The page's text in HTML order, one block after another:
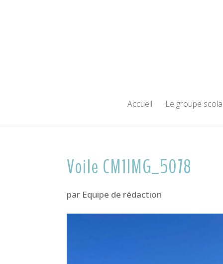
Accueil Le groupe
Voile CM1IMG_5078
par Equipe de rédaction